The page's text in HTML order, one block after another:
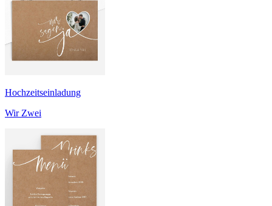
Hochzeitseinladung
Wir Zwei